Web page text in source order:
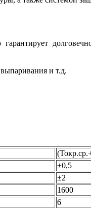
и т.д.
±0,5
±2
1600
6